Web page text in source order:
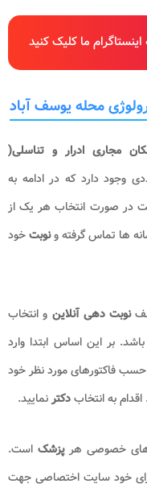
ما کلیک کنید
محله یوسف آباد
مجاری ادرار و تناسلی(
وجود دارد که در ادامه به
در صورت انتخاب هر یک از
ها تماس گرفته ونوبتخود
نوبت دهی آنلاین و انتخاب
بر این اساس ابتدا وارد
فاکتورهای مورد نظر خود
به انتخابدکترنمایید.
های خصوصی هرپزشک است.
خود سایت اختصاصی جهت